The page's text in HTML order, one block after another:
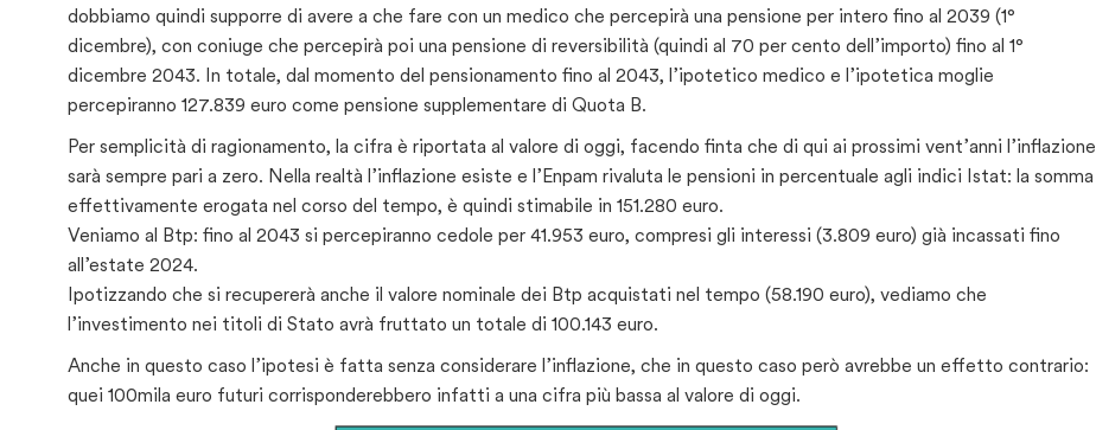
dobbiamo quindi supporre di avere a che fare con un medico che percepirà una pensione per intero fino al 2039 (1°
dicembre), con coniuge che percepirà poi una pensione di reversibilità (quindi al 70 per cento dell’importo) fino al 1°
dicembre 2043. In totale, dal momento del pensionamento fino al 2043, l’ipotetico medico e l’ipotetica moglie
percepiranno 127.839 euro come pensione supplementare di Quota B.
Per semplicità di ragionamento, la cifra è riportata al valore di oggi, facendo finta che di qui ai prossimi vent’anni l’inflazione
sarà sempre pari a zero. Nella realtà l’inflazione esiste e l’Enpam rivaluta le pensioni in percentuale agli indici Istat: la somma
effettivamente erogata nel corso del tempo, è quindi stimabile in 151.280 euro.
Veniamo al Btp: fino al 2043 si percepiranno cedole per 41.953 euro, compresi gli interessi (3.809 euro) già incassati fino
all’estate 2024.
Ipotizzando che si recupererà anche il valore nominale dei Btp acquistati nel tempo (58.190 euro), vediamo che
l’investimento nei titoli di Stato avrà fruttato un totale di 100.143 euro.
Anche in questo caso l’ipotesi è fatta senza considerare l’inflazione, che in questo caso però avrebbe un effetto contrario:
quei 100mila euro futuri corrisponderebbero infatti a una cifra più bassa al valore di oggi.